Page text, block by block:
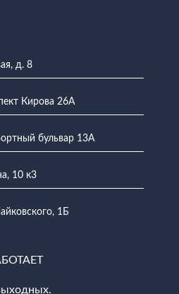
д. 8
Кирова 26А
бульвар 13А
10 к3
1Б